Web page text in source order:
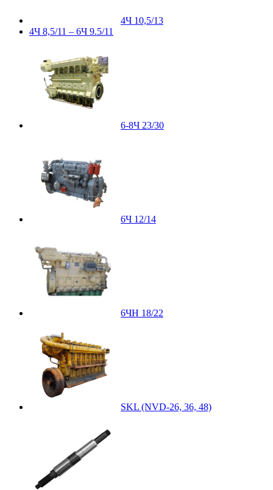
4Ч 10,5/13
4Ч 8,5/11 – 6Ч 9.5/11
6-8Ч 23/30
6Ч 12/14
6ЧН 18/22
SKL (NVD-26, 36, 48)